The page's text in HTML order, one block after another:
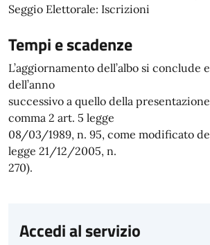
Seggio Elettorale: Iscrizioni
Tempi e scadenze
L’aggiornamento dell’albo si conclude
dell’anno
successivo a quello della
comma 2 art. 5 legge
08/03/1989, n. 95, come modificato
legge 21/12/2005, n.
270).
Accedi al servizio